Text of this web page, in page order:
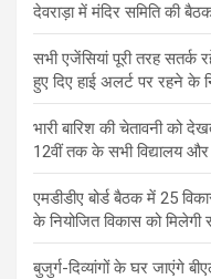
देवराड़ा में मंदिर समिति की
सभी एजेंसियां पूरी तरह सतर्क
हुए दिए हाई अलर्ट पर रहने के
भारी बारिश की चेतावनी को
12वीं तक के सभी विद्यालय
एमडीडीए बोर्ड बैठक में 25
के नियोजित विकास को मिलेगी
बुजुर्ग-दिव्यांगों के घर जाएंगे